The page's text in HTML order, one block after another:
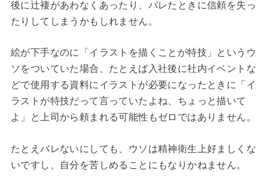
後に辻褄があわなくあったり、バレたときに信頼を失っ
たりしてしまうかもしれません。
絵が下手なのに「イラストを描くことが特技」というウ
ソをついていた場合、たとえば入社後に社内イベントな
どで使用する資料にイラストが必要になったときに「イ
ラストが特技だって言っていたよね、ちょっと描いて
よ」と上司から頼まれる可能性もゼロではありません。
たとえバレないにしても、ウソは精神衛生上好ましくな
いですし、自分を苦しめることにもなりかねません。